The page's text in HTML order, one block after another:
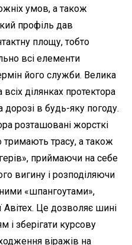
умов, а також
профіль дав
площу, тобто
всі елементи
його служби. Велика
всіх ділянках протектора
дорозі в будь-яку погоду.
розташовані жорсткі
тримають трасу, а також
приймаючи на себе
вигину і розподіляючи
«шпангоутами»,
Авітех. Це дозволяє шині
і зберігати курсову
віражів на